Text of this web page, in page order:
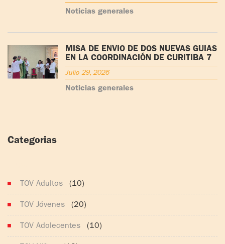
Noticias generales
MISA DE ENVÍO DE DOS NUEVAS GUÍAS
EN LA COORDINACIÓN DE CURITIBA 7
Julio 29, 2026
Noticias generales
Categorias
TOV Adultos (10)
TOV Adolecentes (10)
TOV Jóvenes (20)